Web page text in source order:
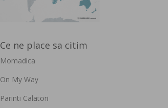
Ce ne place sa citim
Momadica
On My Way
Parinti Calatori